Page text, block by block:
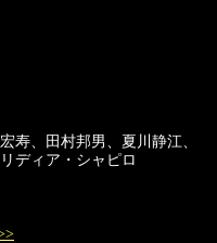
寿、田村邦男、夏川静江、
ディア・シャピロ